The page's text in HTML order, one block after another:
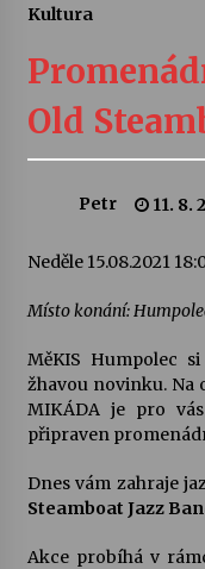
28.
23.
Kultura
Old
Petr 11. 8.
Neděle 15.08.2021
Místo konání:
MěKIS Humpolec
žhavou novinku. Na
MIKÁDA je pro
připraven
Dnes vám zahraje
Steamboat Jazz
Akce probíhá v